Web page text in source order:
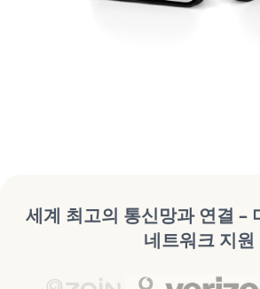
세계 최고의 통신망과 연결 –
네트워크 지원